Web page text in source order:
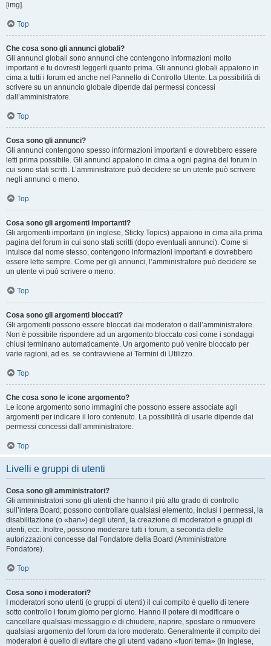
[img].
Top
Che cosa sono gli annunci globali?
Gli annunci globali sono annunci che contengono informazioni molto
importanti e tu dovresti leggerli quanto prima. Gli annunci globali appaiono in
cima a tutti i forum ed anche nel Pannello di Controllo Utente. La possibilità di
scrivere su un annuncio globale dipende dai permessi concessi
dall’amministratore.
Top
Cosa sono gli annunci?
Gli annunci contengono spesso informazioni importanti e dovrebbero essere
letti prima possibile. Gli annunci appaiono in cima a ogni pagina del forum in
cui sono stati scritti. L’amministratore può decidere se un utente può scrivere
negli annunci o meno.
Top
Cosa sono gli argomenti importanti?
Gli argomenti importanti (in inglese, Sticky Topics) appaiono in cima alla prima
pagina del forum in cui sono stati scritti (dopo eventuali annunci). Come si
intuisce dal nome stesso, contengono informazioni importanti e dovrebbero
essere lette sempre. Come per gli annunci, l’amministratore può decidere se
un utente vi può scrivere o meno.
Top
Cosa sono gli argomenti bloccati?
Gli argomenti possono essere bloccati dai moderatori o dall’amministratore.
Non è possibile rispondere ad un argomento bloccato così come i sondaggi
chiusi terminano automaticamente. Un argomento può venire bloccato per
varie ragioni, ad es. se contravviene ai Termini di Utilizzo.
Top
Che cosa sono le icone argomento?
Le icone argomento sono immagini che possono essere associate agli
argomenti per indicare il loro contenuto. La possibilità di usarle dipende dai
permessi concessi dall’amministratore.
Top
Livelli e gruppi di utenti
Cosa sono gli amministratori?
Gli amministratori sono gli utenti che hanno il più alto grado di controllo
sull’intera Board; possono controllare qualsiasi elemento, inclusi i permessi, la
disabilitazione (o «ban») degli utenti, la creazione di moderatori e gruppi di
utenti, ecc. Inoltre, possono moderare tutti i forum, a seconda delle
autorizzazioni concesse dal Fondatore della Board (Amministratore
Fondatore).
Top
Cosa sono i moderatori?
I moderatori sono utenti (o gruppi di utenti) il cui compito è quello di tenere
sotto controllo i forum giorno per giorno. Hanno il potere di modificare o
cancellare qualsiasi messaggio e di chiudere, riaprire, spostare o rimuovere
qualsiasi argomento del forum da loro moderato. Generalmente il compito dei
moderatori è quello di evitare che gli utenti vadano «fuori tema» (in inglese,